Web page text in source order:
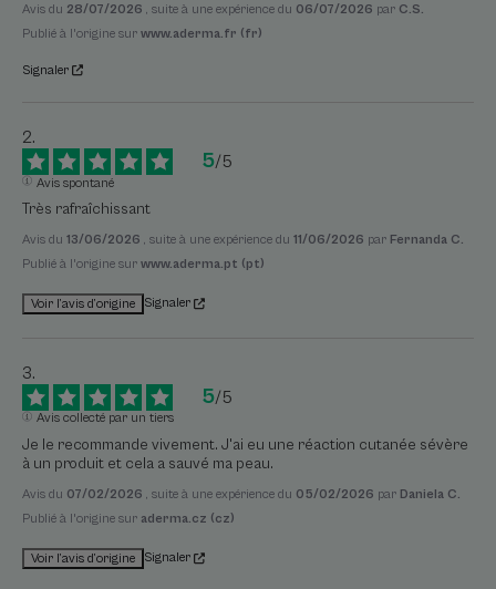
Avis du 28/07/2026 , suite à une expérience du 06/07/2026 par C.S.
Publié à l'origine sur www.aderma.fr (fr)
Signaler
5/5
Avis spontané
Très rafraîchissant
Avis du 13/06/2026 , suite à une expérience du 11/06/2026 par Fernanda C.
Publié à l'origine sur www.aderma.pt (pt)
Voir l’avis d’origine Signaler
5/5
Avis collecté par un tiers
Je le recommande vivement. J'ai eu une réaction cutanée sévère
à un produit et cela a sauvé ma peau.
Avis du 07/02/2026 , suite à une expérience du 05/02/2026 par Daniela C.
Publié à l'origine sur aderma.cz (cz)
Voir l’avis d’origine Signaler